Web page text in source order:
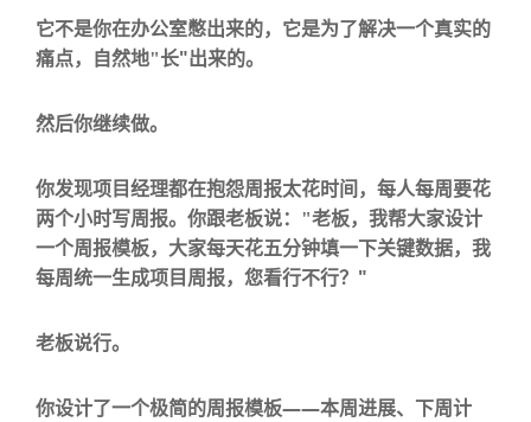
它不是你在办公室憋出来的，它是为了解决一个真实的
痛点，自然地"长"出来的。
然后你继续做。
你发现项目经理都在抱怨周报太花时间，每人每周要花
两个小时写周报。你跟老板说：
"老板，我帮大家设计
一个周报模板，大家每天花五分钟填一下关键数据，我
每周统一生成项目周报，您看行不行？ "
老板说行。
你设计了一个极简的周报模板——本周进展、下周计